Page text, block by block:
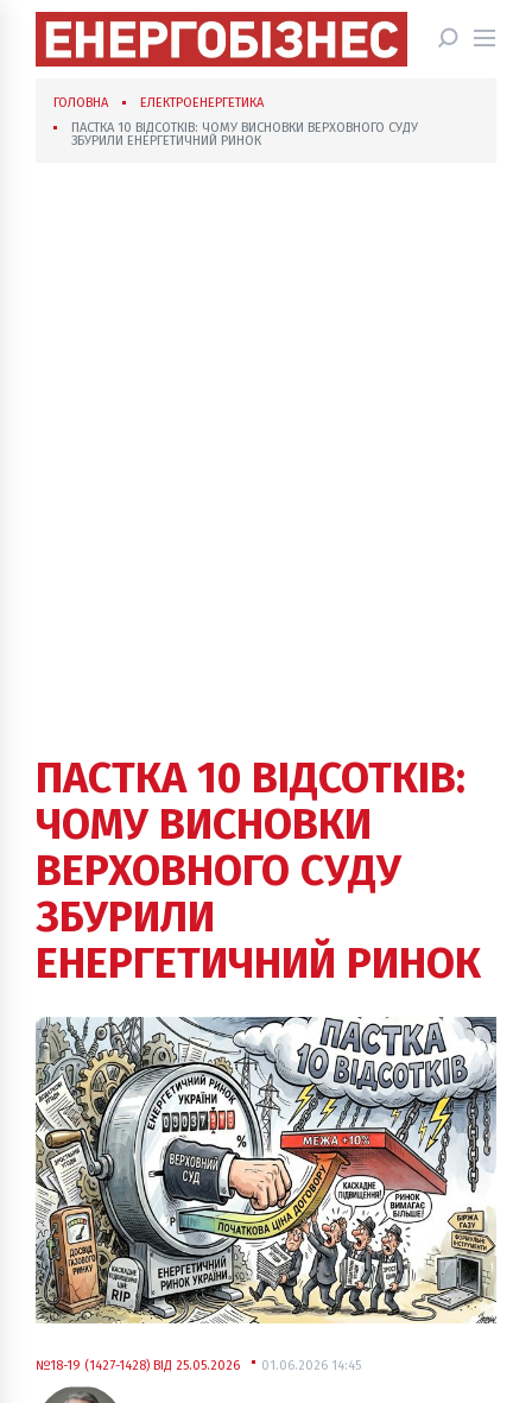
ГОЛОВНА
ЕЛЕКТРОЕНЕРГЕТИКА
ПАСТКА 10 ВІДСОТКІВ: ЧОМУ ВИСНОВКИ ВЕРХОВНОГО СУДУ
ЗБУРИЛИ ЕНЕРГЕТИЧНИЙ РИНОК
ПАСТКА 10 ВІДСОТКІВ:
ЧОМУ ВИСНОВКИ
ВЕРХОВНОГО СУДУ
ЗБУРИЛИ
ЕНЕРГЕТИЧНИЙ РИНОК
№18-19 (1427-1428) ВІД 25.05.2026 01.06.2026 14:45